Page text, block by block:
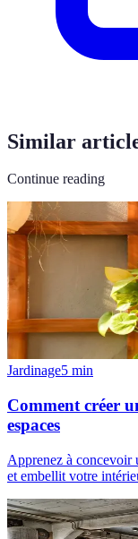
Similar
Continue reading
Jardinage5 min
Comment créer
espaces
Apprenez à
et embellit votre